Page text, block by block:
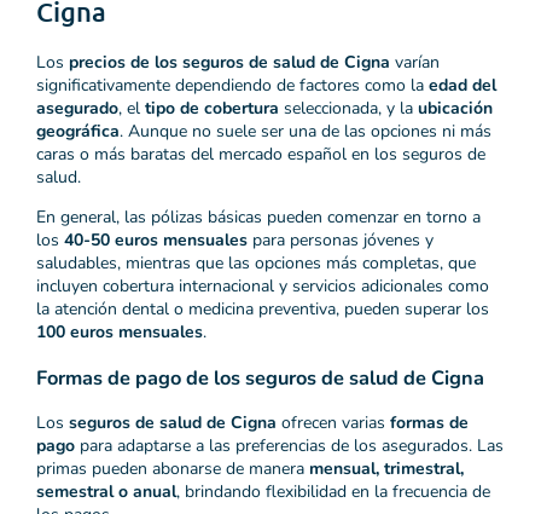
Cigna
Los precios de los seguros de salud de Cigna varían
significativamente dependiendo de factores como la edad del
asegurado, el tipo de cobertura seleccionada, y la ubicación
geográfica. Aunque no suele ser una de las opciones ni más
caras o más baratas del mercado español en los seguros de
salud.
En general, las pólizas básicas pueden comenzar en torno a
los 40-50 euros mensuales para personas jóvenes y
saludables, mientras que las opciones más completas, que
incluyen cobertura internacional y servicios adicionales como
la atención dental o medicina preventiva, pueden superar los
100 euros mensuales.
Formas de pago de los seguros de salud de Cigna
Los seguros de salud de Cigna ofrecen varias formas de
pago para adaptarse a las preferencias de los asegurados. Las
primas pueden abonarse de manera mensual, trimestral,
semestral o anual, brindando flexibilidad en la frecuencia de